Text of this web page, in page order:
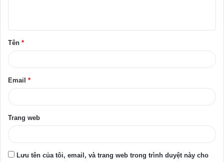
ậ
n
Tên *
Email *
Trang web
Lưu tên của tôi, email, và trang web trong trình duyệt này cho